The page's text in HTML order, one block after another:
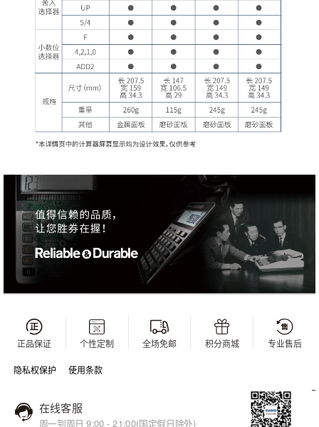
正品保证 个性定制 全场免邮 积分商城 专业售后
隐私权保护 使用条款
在线客服
周一到周日 9:00 - 21:00(国定假日除外)